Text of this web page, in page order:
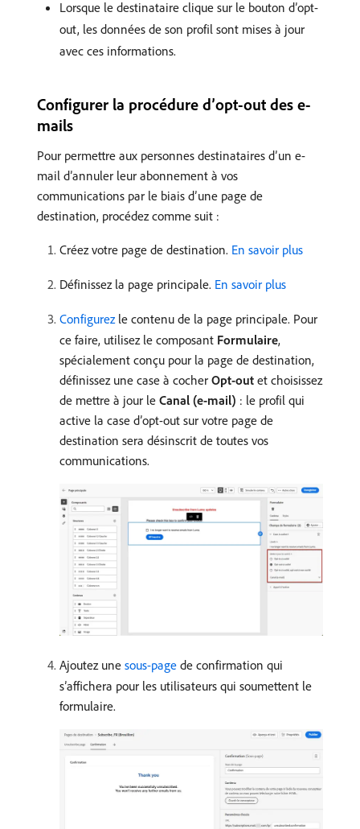
Lorsque le destinataire clique sur le bouton d’opt-
out, les données de son profil sont mises à jour
avec ces informations.
Configurer la procédure d’opt-out des e-
mails
Pour permettre aux personnes destinataires dʼun e-
mail dʼannuler leur abonnement à vos
communications par le biais dʼune page de
destination, procédez comme suit :
Créez votre page de destination. En savoir plus
Définissez la page principale. En savoir plus
Configurezle contenu de la page principale. Pour
ce faire, utilisez le composant Formulaire,
spécialement conçu pour la page de destination,
définissez une case à cocher Opt-out et choisissez
de mettre à jour le Canal (e-mail) : le profil qui
active la case d’opt-out sur votre page de
destination sera désinscrit de toutes vos
communications.
Ajoutez une sous-page de confirmation qui
s’affichera pour les utilisateurs qui soumettent le
formulaire.